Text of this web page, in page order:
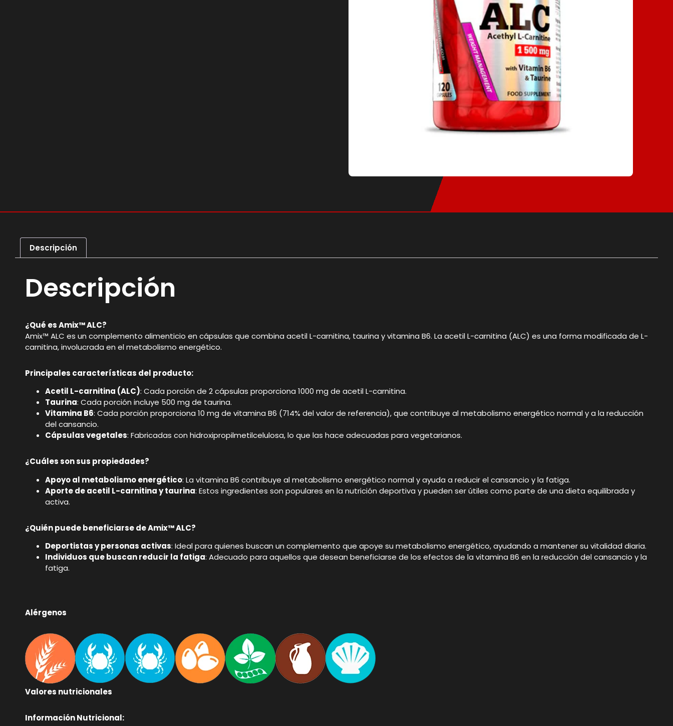
Descripción
Descripción
¿Qué es Amix™ ALC?
Amix™ ALC es un complemento alimenticio en cápsulas que combina acetil L-carnitina, taurina y vitamina B6. La acetil L-carnitina (ALC) es una forma modificada de L-
carnitina, involucrada en el metabolismo energético.
Principales características del producto:
Acetil L-carnitina (ALC): Cada porción de 2 cápsulas proporciona 1000 mg de acetil L-carnitina.
Taurina: Cada porción incluye 500 mg de taurina.
Vitamina B6: Cada porción proporciona 10 mg de vitamina B6 (714% del valor de referencia), que contribuye al metabolismo energético normal y a la reducción
del cansancio.
Cápsulas vegetales: Fabricadas con hidroxipropilmetilcelulosa, lo que las hace adecuadas para vegetarianos.
¿Cuáles son sus propiedades?
Apoyo al metabolismo energético: La vitamina B6 contribuye al metabolismo energético normal y ayuda a reducir el cansancio y la fatiga.
Aporte de acetil L-carnitina y taurina: Estos ingredientes son populares en la nutrición deportiva y pueden ser útiles como parte de una dieta equilibrada y
activa.
¿Quién puede beneficiarse de Amix™ ALC?
Deportistas y personas activas: Ideal para quienes buscan un complemento que apoye su metabolismo energético, ayudando a mantener su vitalidad diaria.
Individuos que buscan reducir la fatiga: Adecuado para aquellos que desean beneficiarse de los efectos de la vitamina B6 en la reducción del cansancio y la
fatiga.
Alérgenos
Valores nutricionales
Información Nutricional: